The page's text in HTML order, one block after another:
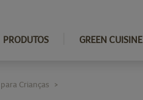
PRODUTOS GREEN CUISINE
Crianças >